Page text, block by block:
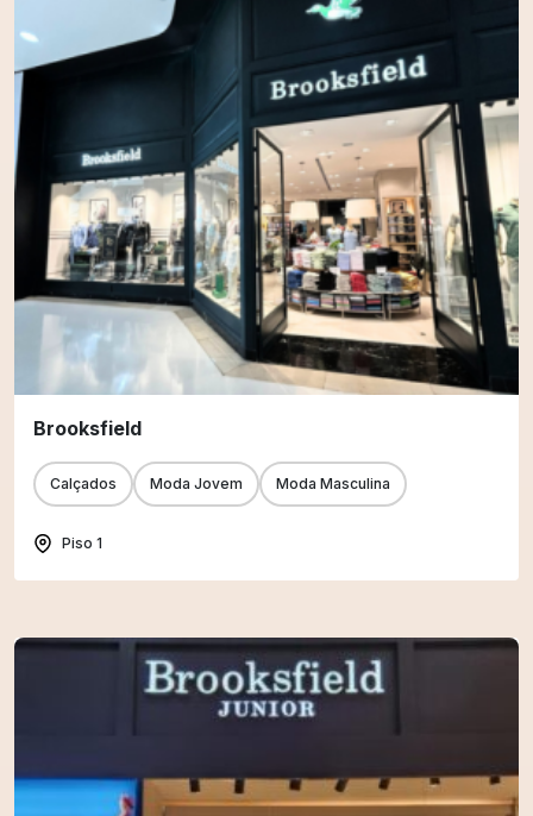
Brooksfield
Calçados Moda Jovem Moda Masculina
Piso 1